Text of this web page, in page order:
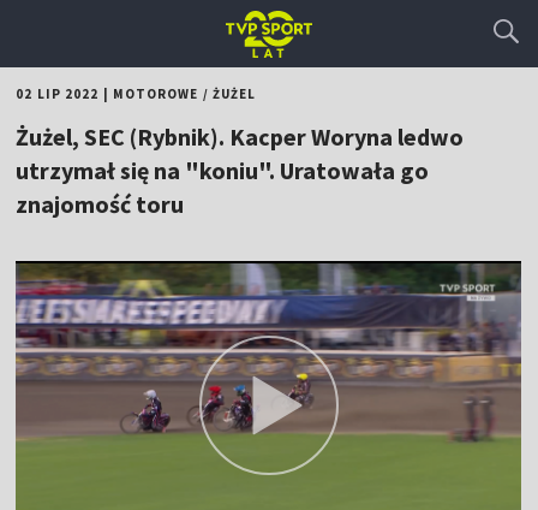
02 LIP 2022 MOTOROWE / ŻUŻEL
Żużel, SEC (Rybnik). Kacper Woryna ledwo
utrzymał się na "koniu". Uratowała go
znajomość toru